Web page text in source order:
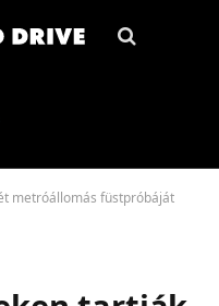
metróállomás füstpróbáját